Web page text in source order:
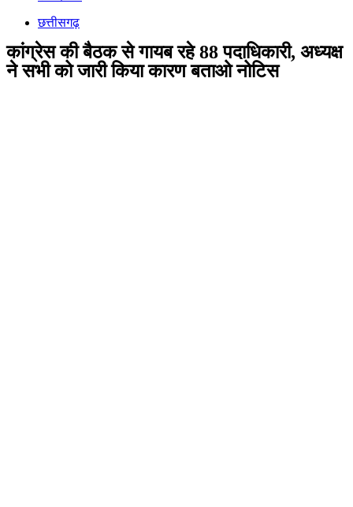
छत्तीसगढ़
कांग्रेस की बैठक से गायब रहे 88 पदाधिकारी, अध्यक्ष
ने सभी को जारी किया कारण बताओ नोटिस